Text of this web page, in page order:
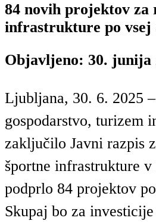
84 novih projektov za
infrastrukture po vsej
Objavljeno: 30. junija
Ljubljana, 30. 6. 2025
gospodarstvo, turizem
zaključilo Javni razpis
športne infrastrukture
podprlo 84 projektov
Skupaj bo za